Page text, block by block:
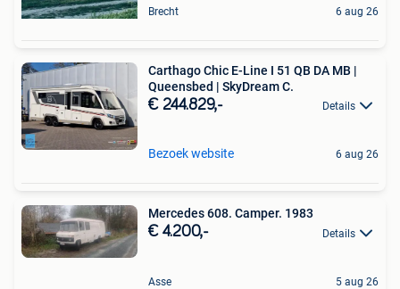
Brecht 6 aug 26
Carthago Chic E-Line I 51 QB DA MB |
Queensbed | SkyDream C.
€ 244.829,- Details
Bezoek website 6 aug 26
Mercedes 608. Camper. 1983
€ 4.200,- Details
Asse 5 aug 26